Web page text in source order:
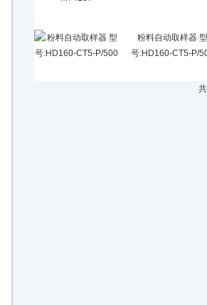
粉料自动取样器 型
号:HD160-CT5-P/